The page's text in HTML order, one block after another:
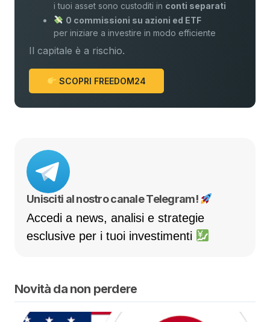
i tuoi asset sono custoditi in conti separati
0 commissioni su azioni ed ETF
per iniziare a investire in modo efficiente
Il capitale è a rischio.
SCOPRI FREEDOM24
Unisciti al nostro canale Telegram!
Accedi a news, analisi e strategie
esclusive per i tuoi investimenti
Novità da non perdere